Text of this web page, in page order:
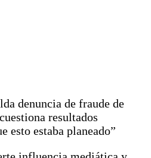
denuncia de fraude de
resultados
esto estaba planeado”